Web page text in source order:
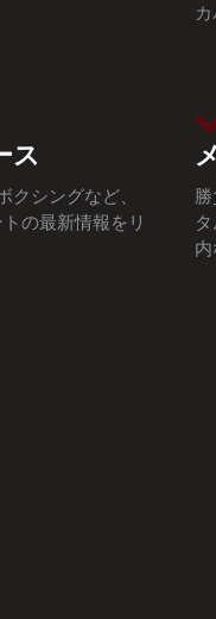
ス
シングなど、
の最新情報をリ
内